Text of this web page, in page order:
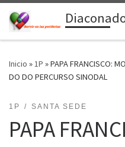
Saltar al contenido
Inicio »1P »PAPA FRANCISCO:
DO DO PERCURSO SINODAL
1P SANTA SEDE
PAPA